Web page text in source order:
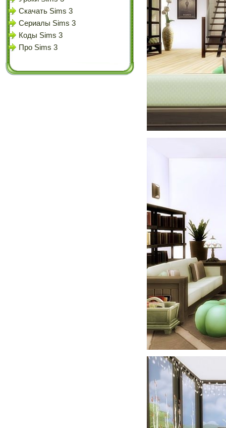
Скачать Sims 3
Сериалы Sims 3
Коды Sims 3
Про Sims 3